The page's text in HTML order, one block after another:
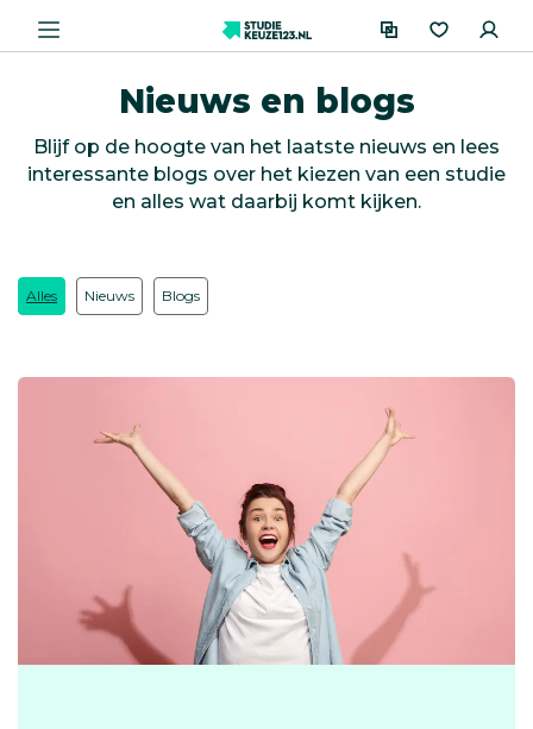
Nieuws en blogs
Blijf op de hoogte van het laatste nieuws en lees
interessante blogs over het kiezen van een studie
en alles wat daarbij komt kijken.
Alles Nieuws Blogs